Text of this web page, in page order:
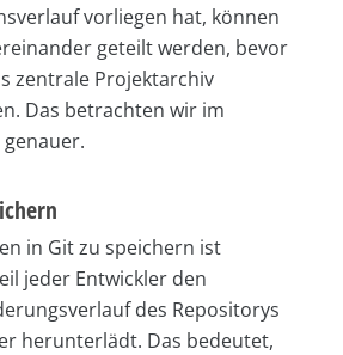
vorliegen hat, können
geteilt werden, bevor
zentrale Projektarchiv
Das betrachten wir im
in Git zu speichern ist
jeder Entwickler den
des Repositorys
herunterlädt. Das bedeutet,